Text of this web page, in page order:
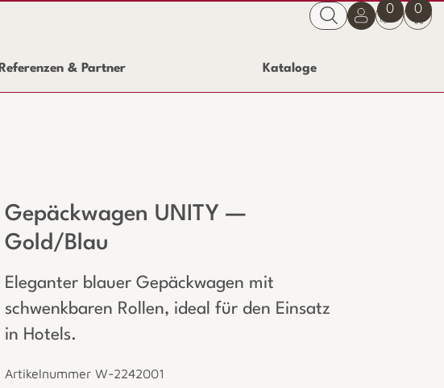
0 0
Referenzen & Partner Kataloge
Gepäckwagen UNITY —
Gold/Blau
Eleganter blauer Gepäckwagen mit
schwenkbaren Rollen, ideal für den Einsatz
in Hotels.
Artikelnummer W-2242001